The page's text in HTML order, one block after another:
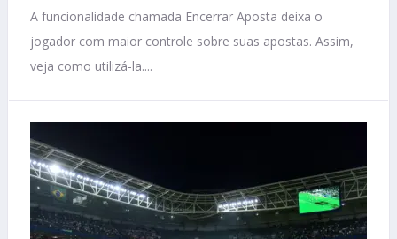
A funcionalidade chamada Encerrar Aposta deixa o
jogador com maior controle sobre suas apostas. Assim,
veja como utilizá-la....